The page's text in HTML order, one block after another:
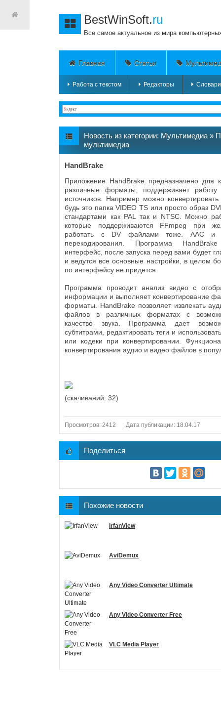
BestWinSoft.ru
Все самое актуальное из мира
Главная Статьи
Работа с текстом Редакторы
Новость из категории: Мультимедиа »
мультимедиа
HandBrake
Приложение HandBrake предназначено для
различные форматы, поддерживает
источников. Например можно
будь это папка VIDEO TS или просто образ
стандартами как PAL так и NTSC. Можно
которые поддерживаются FFmpeg при
работать с DV файлами тоже. AAC и
перекодирования. Программа
интерфейс, после запуска перед вами будет
и ведутся все основные настройки, в целом
по интерфейсу не придется.
Программа проводит анализ видео с
информации и выполняет конвертирование
форматы. HandBrake позволяет извлекать
файлов в различных форматах с
качество звука. Программа дает
субтитрами, редактировать теги и
или кодеки при конвертировании.
конвертирования аудио и видео файлов в
(cкачиваний: 32)
Просмотров: 2412 Дата публикации: 18.04.17
Поделиться
Похожие новости
IrfanView
AviDemux
Any Video Converter Ultimate
Any Video Converter Free
VLC Media Player